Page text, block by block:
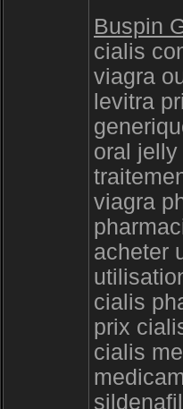
Buspin
cialis
viagra
levitra
oral
viagra
acheter
cialis
prix
cialis